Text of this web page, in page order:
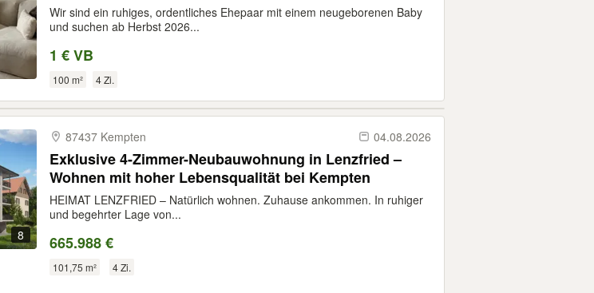
Wir sind ein ruhiges, ordentliches Ehepaar mit einem neugeborenen Baby
und suchen ab Herbst 2026...
1 € VB
100 m² 4 Zi.
8
87437 Kempten 04.08.2026
Exklusive 4-Zimmer-Neubauwohnung in Lenzfried –
Wohnen mit hoher Lebensqualität bei Kempten
HEIMAT LENZFRIED – Natürlich wohnen. Zuhause ankommen. In ruhiger
und begehrter Lage von...
665.988 €
101,75 m² 4 Zi.